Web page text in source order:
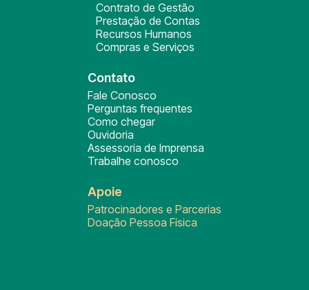
Contrato de Gestão
Prestação de Contas
Recursos Humanos
Compras e Serviços
Contato
Fale Conosco
Perguntas frequentes
Como chegar
Ouvidoria
Assessoria de Imprensa
Trabalhe conosco
Apoie
Patrocinadores e Parcerias
Doação Pessoa Física